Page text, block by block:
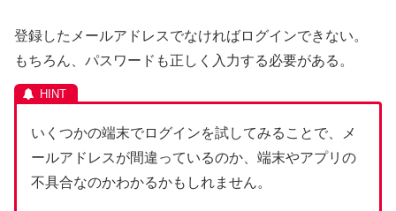
登録したメールアドレスでなければログインできない。
もちろん、パスワードも正しく入力する必要がある。
いくつかの端末でログインを試してみることで、メ
ールアドレスが間違っているのか、端末やアプリの
不具合なのかわかるかもしれません。